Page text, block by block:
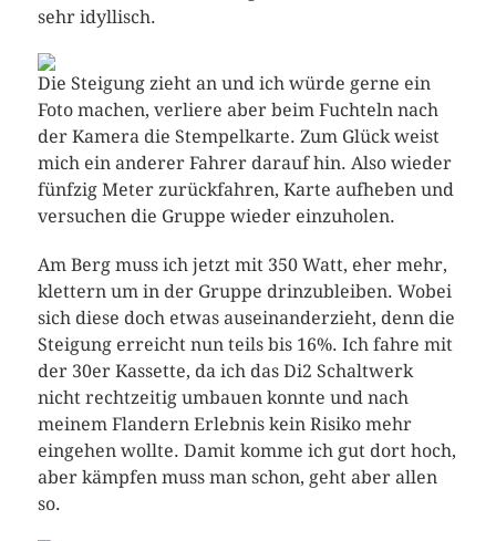
sehr idyllisch.
Die Steigung zieht an und ich würde gerne ein
Foto machen, verliere aber beim Fuchteln nach
der Kamera die Stempelkarte. Zum Glück weist
mich ein anderer Fahrer darauf hin. Also wieder
fünfzig Meter zurückfahren, Karte aufheben und
versuchen die Gruppe wieder einzuholen.
Am Berg muss ich jetzt mit 350 Watt, eher mehr,
klettern um in der Gruppe drinzubleiben. Wobei
sich diese doch etwas auseinanderzieht, denn die
Steigung erreicht nun teils bis 16%. Ich fahre mit
der 30er Kassette, da ich das Di2 Schaltwerk
nicht rechtzeitig umbauen konnte und nach
meinem Flandern Erlebnis kein Risiko mehr
eingehen wollte. Damit komme ich gut dort hoch,
aber kämpfen muss man schon, geht aber allen
so.